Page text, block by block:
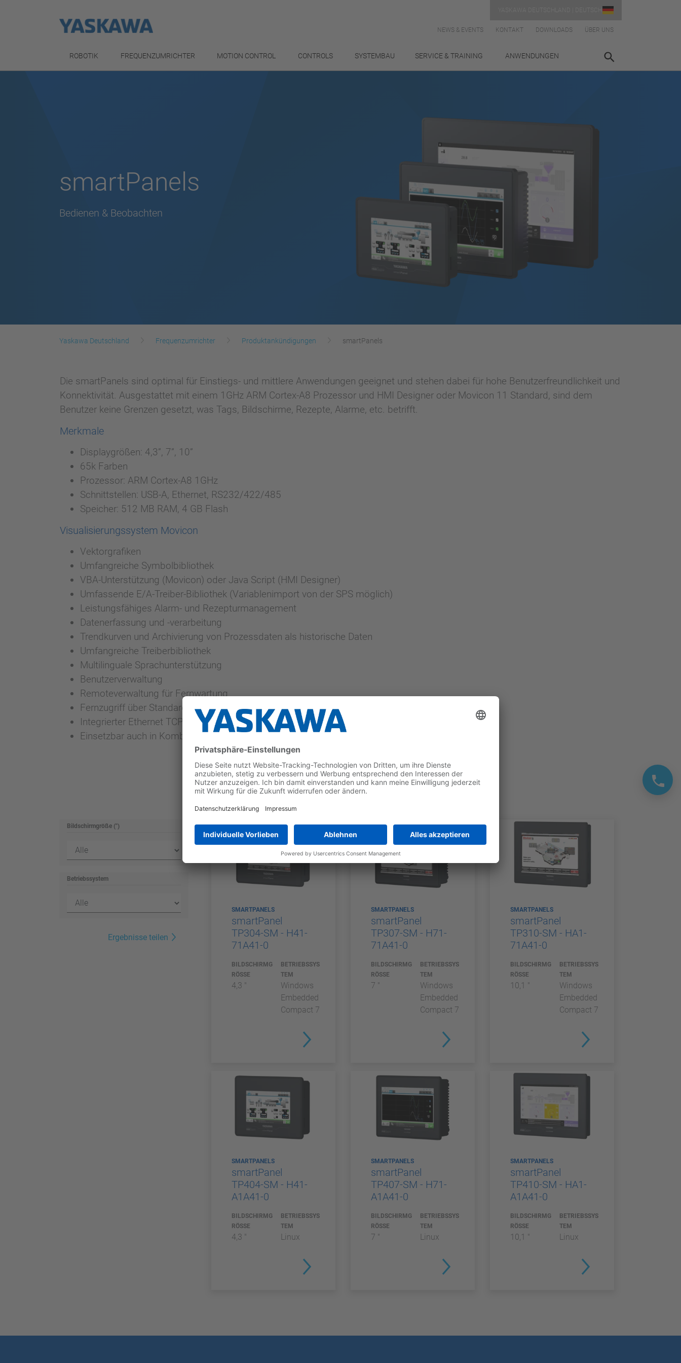
NEWS & EVENTS KONTAKT DOWNLOADS ÜBER UNS
ROBOTIK FREQUENZUMRICHTER MOTION CONTROL CONTROLS SYSTEMBAU SERVICE & TRAINING ANWENDUNGEN
smartPanels
Bedienen & Beobachten
Yaskawa Deutschland Frequenzumrichter Produktankündigungen smartPanels
Die smartPanels sind optimal für Einstiegs- und mittlere Anwendungen geeignet und stehen dabei für hohe Benutzerfreundlichkeit und
Konnektivität. Ausgestattet mit einem 1GHz ARM Cortex-A8 Prozessor und HMI Designer oder Movicon 11 Standard, sind dem
Benutzer keine Grenzen gesetzt, was Tags, Bildschirme, Rezepte, Alarme, etc. betrifft.
Merkmale
Displaygrößen: 4,3”, 7”, 10”
65k Farben
Prozessor: ARM Cortex-A8 1GHz
Schnittstellen: USB-A, Ethernet, RS232/422/485
Speicher: 512 MB RAM, 4 GB Flash
Visualisierungssystem Movicon
Vektorgrafiken
Umfangreiche Symbolbibliothek
VBA-Unterstützung (Movicon) oder Java Script (HMI Designer)
Umfassende E/A-Treiber-Bibliothek (Variablenimport von der SPS möglich)
Leistungsfähiges Alarm- und Rezepturmanagement
Datenerfassung und -verarbeitung
Trendkurven und Archivierung von Prozessdaten als historische Daten
Umfangreiche Treiberbibliothek
Multilinguale Sprachunterstützung
Benutzerverwaltung
Remoteverwaltung für Fernwartung
Fernzugriff über Standard VNC-Client
Integrierter Ethernet TCP/IP-Networking
Einsetzbar auch in Kombination mit vielen Steuerungen anderer Hersteller
Jetzt die Broschüre downloaden
Bildschirmgröße (")
Betriebssystem
Ergebnisse teilen
SMARTPANELS
smartPanel
TP304-SM - H41-
71A41-0
BILDSCHIRMG
RÖSSE
4,3 "
BETRIEBSSYS
TEM
Windows
Embedded
Compact 7
SMARTPANELS
smartPanel
TP307-SM - H71-
71A41-0
BILDSCHIRMG
RÖSSE
7 "
BETRIEBSSYS
TEM
Windows
Embedded
Compact 7
SMARTPANELS
smartPanel
TP310-SM - HA1-
71A41-0
BILDSCHIRMG
RÖSSE
10,1 "
BETRIEBSSYS
TEM
Windows
Embedded
Compact 7
SMARTPANELS
smartPanel
TP404-SM - H41-
A1A41-0
BILDSCHIRMG
RÖSSE
4,3 "
BETRIEBSSYS
TEM
Linux
SMARTPANELS
smartPanel
TP407-SM - H71-
A1A41-0
BILDSCHIRMG
RÖSSE
7 "
BETRIEBSSYS
TEM
Linux
SMARTPANELS
smartPanel
TP410-SM - HA1-
A1A41-0
BILDSCHIRMG
RÖSSE
10,1 "
BETRIEBSSYS
TEM
Linux